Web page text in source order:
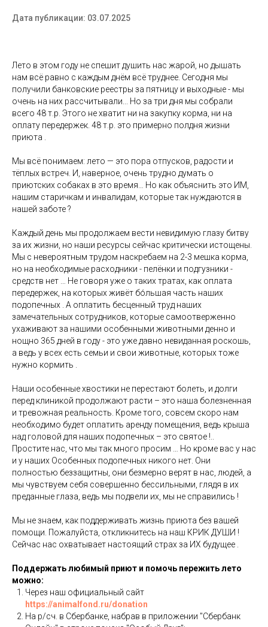
Дата публикации: 03.07.2025
Лето в этом году не спешит душить нас жарой, но дышать
нам всё равно с каждым днём всё труднее. Сегодня мы
получили банковские реестры за пятницу и выходные - мы
очень на них рассчитывали... Но за три дня мы собрали
всего 48 т.р. Этого не хватит ни на закупку корма, ни на
оплату передержек. 48 т.р. это примерно полдня жизни
приюта .
‍Мы всё понимаем: лето — это пора отпусков, радости и
тёплых встреч. И, наверное, очень трудно думать о
приютских собаках в это время… Но как объяснить это ИМ,
нашим старичкам и инвалидам, которые так нуждаются в
нашей заботе ?
Каждый день мы продолжаем вести невидимую глазу битву
за их жизни, но наши ресурсы сейчас критически истощены.
Мы с невероятным трудом наскребаем на 2-3 мешка корма,
но на необходимые расходники - пелёнки и подгузники -
средств нет … Не говоря уже о таких тратах, как оплата
передержек, на которых живёт бо́льшая часть наших
подопечных . А оплатить бесценный труд наших
замечательных сотрудников, которые самоотверженно
ухаживают за нашими особенными животными денно и
нощно 365 дней в году - это уже давно невиданная роскошь,
а ведь у всех есть семьи и свои животные, которых тоже
нужно кормить .
Наши особенные хвостики не перестают болеть, и долги
перед клиникой продолжают расти – это наша болезненная
и тревожная реальность. Кроме того, совсем скоро нам
необходимо будет оплатить аренду помещения, ведь крыша
над головой для наших подопечных – это святое !..
Простите нас, что мы так много просим … Но кроме вас у нас
и у наших Особенных подопечных никого нет. Они
полностью беззащитны, они безмерно верят в нас, людей, а
мы чувствуем себя совершенно бессильными, глядя в их
преданные глаза, ведь мы подвели их, мы не справились !⠀
Мы не знаем, как поддерживать жизнь приюта без вашей
помощи. Пожалуйста, откликнитесь на наш КРИК ДУШИ !
Сейчас нас охватывает настоящий страх за ИХ будущее .
Поддержать любимый приют и помочь пережить лето
можно:
Через наш официальный сайт
https://animalfond.ru/donation
На р/сч. в Сбербанке, набрав в приложении "Сбербанк